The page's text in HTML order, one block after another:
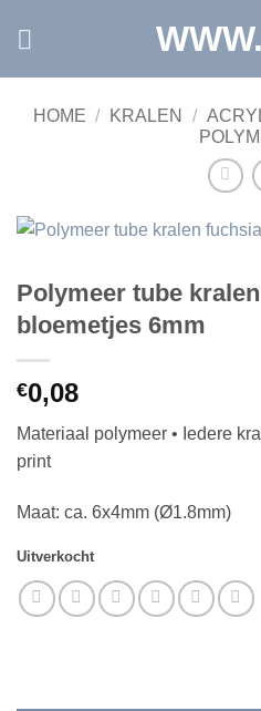
HOME / KRALEN /
Polymeer tube
bloemetjes 6mm
€0,08
Materiaal polymeer • Iedere
print
Maat: ca. 6x4mm (Ø1.8mm)
Uitverkocht